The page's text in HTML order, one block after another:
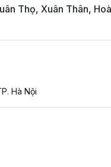
Thọ, Xuân Thân,
Hà Nội